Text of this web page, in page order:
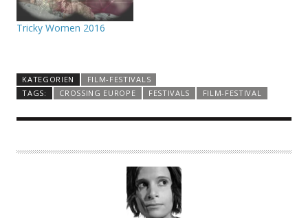
Tricky Women 2016
KATEGORIEN
FILM-FESTIVALS
TAGS:
CROSSING EUROPE FESTIVALS FILM-FESTIVAL